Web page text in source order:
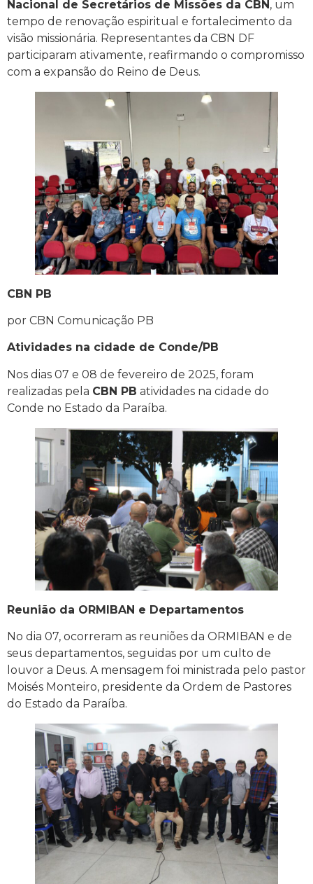
Nacional de Secretários de Missões da CBN , um
tempo de renovação espiritual e fortalecimento da
visão missionária. Representantes da CBN DF
participaram ativamente, reafirmando o compromisso
com a expansão do Reino de Deus.
CBN PB
por CBN Comunicação PB
Atividades na cidade de Conde/PB
Nos dias 07 e 08 de fevereiro de 2025, foram
realizadas pela CBN PB atividades na cidade do
Conde no Estado da Paraíba.
Reunião da ORMIBAN e Departamentos
No dia 07, ocorreram as reuniões da ORMIBAN e de
seus departamentos, seguidas por um culto de
louvor a Deus. A mensagem foi ministrada pelo pastor
Moisés Monteiro, presidente da Ordem de Pastores
do Estado da Paraíba.